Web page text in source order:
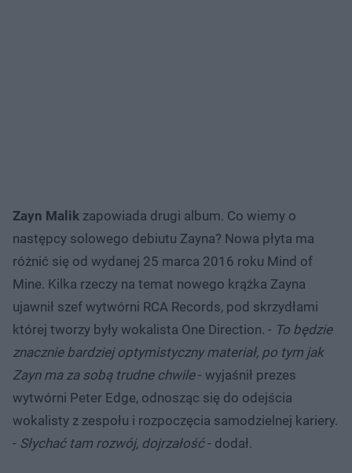
Zayn Malik zapowiada drugi album. Co wiemy o
następcy solowego debiutu Zayna? Nowa płyta ma
różnić się od wydanej 25 marca 2016 roku Mind of
Mine. Kilka rzeczy na temat nowego krążka Zayna
ujawnił szef wytwórni RCA Records, pod skrzydłami
której tworzy były wokalista One Direction. - To będzie
znacznie bardziej optymistyczny materiał, po tym jak
Zayn ma za sobą trudne chwile- wyjaśnił prezes
wytwórni Peter Edge, odnosząc się do odejścia
wokalisty z zespołu i rozpoczęcia samodzielnej kariery.
- Słychać tam rozwój, dojrzałość- dodał.